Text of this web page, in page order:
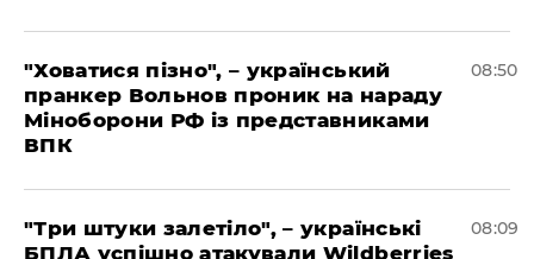
"Ховатися пізно", – український
пранкер Вольнов проник на нараду
Міноборони РФ із представниками
ВПК
08:50
"Три штуки залетіло", – українські
БПЛА успішно атакували Wildberries
08:09